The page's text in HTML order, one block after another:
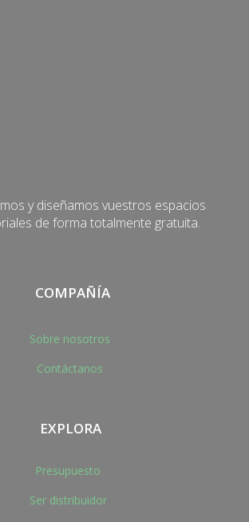
y diseñamos vuestros espacios
de forma totalmente gratuita.
COMPAÑÍA
Sobre nosotros
Contáctanos
EXPLORA
Presupuesto
Ser distribuidor